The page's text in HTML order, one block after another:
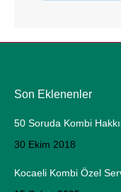
Son Eklenenler
50 Soruda Kombi
30 Ekim 2018
Kocaeli Kombi Özel